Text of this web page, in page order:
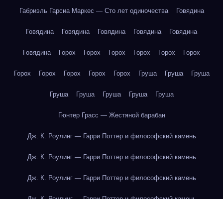
Габриэль Гарсиа Маркес — Сто лет одиночества Говядина
Говядина Говядина Говядина Говядина Говядина
Говядина Горох Горох Горох Горох Горох Горох
Горох Горох Горох Горох Горох Груша Груша Груша
Груша Груша Груша Груша Груша
Гюнтер Грасс — Жестяной барабан
Дж. К. Роулинг — Гарри Поттер и философский камень
Дж. К. Роулинг — Гарри Поттер и философский камень
Дж. К. Роулинг — Гарри Поттер и философский камень